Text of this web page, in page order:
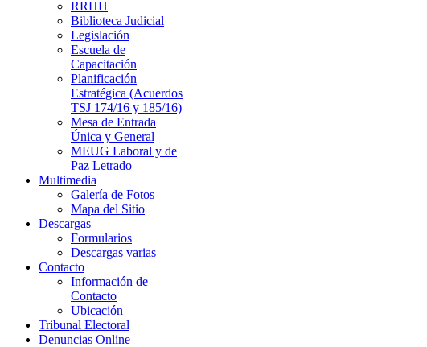
RRHH
Biblioteca Judicial
Legislación
Escuela de
Capacitación
Planificación
Estratégica (Acuerdos
TSJ 174/16 y 185/16)
Mesa de Entrada
Única y General
MEUG Laboral y de
Paz Letrado
Multimedia
Galería de Fotos
Mapa del Sitio
Descargas
Formularios
Descargas varias
Contacto
Información de
Contacto
Ubicación
Tribunal Electoral
Denuncias Online